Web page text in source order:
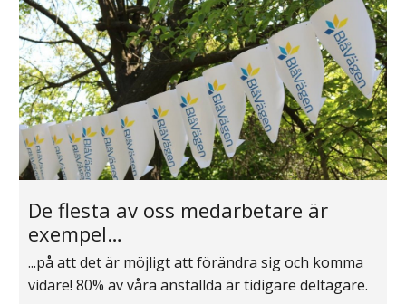
De flesta av oss medarbetare är
exempel…
...på att det är möjligt att förändra sig och komma
vidare! 80% av våra anställda är tidigare deltagare.